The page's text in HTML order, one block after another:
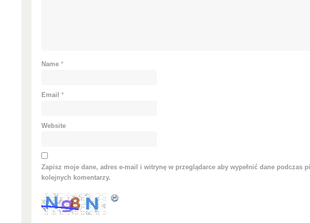
Name *
Email *
Website
Zapisz moje dane, adres e-mail i witrynę w przeglądarce aby wypełnić dane podczas
kolejnych komentarzy.